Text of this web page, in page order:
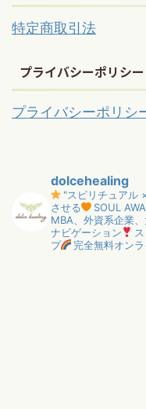
特定商取引法
プライバシーポリシー
プライバシーポリシ
dolcehealing
"スピリチュアル
させる
SOUL
MBA、外資系企業、
ナビゲーション
プ
完全無料オン